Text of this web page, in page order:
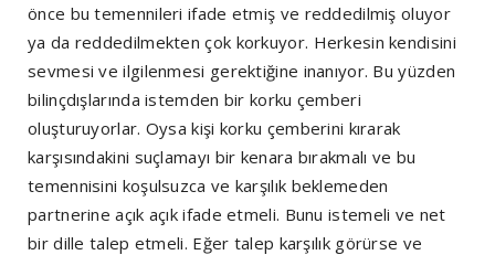
önce bu temennileri ifade etmiş ve reddedilmiş oluyor
ya da reddedilmekten çok korkuyor. Herkesin kendisini
sevmesi ve ilgilenmesi gerektiğine inanıyor. Bu yüzden
bilinçdışlarında istemden bir korku çemberi
oluşturuyorlar. Oysa kişi korku çemberini kırarak
karşısındakini suçlamayı bir kenara bırakmalı ve bu
temennisini koşulsuzca ve karşılık beklemeden
partnerine açık açık ifade etmeli. Bunu istemeli ve net
bir dille talep etmeli. Eğer talep karşılık görürse ve